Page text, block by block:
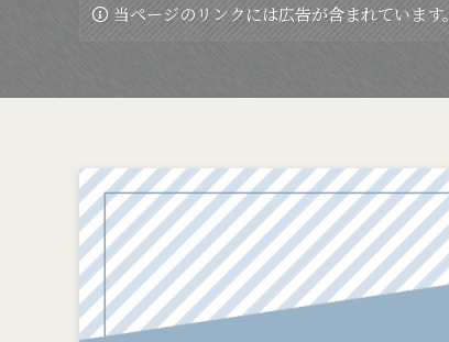
当ページのリンクには広告が含まれています。